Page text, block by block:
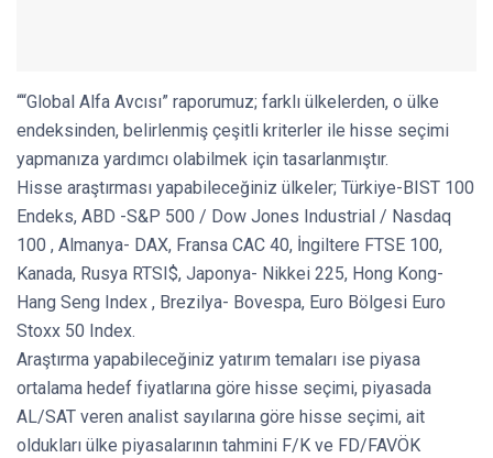
““Global Alfa Avcısı” raporumuz; farklı ülkelerden, o ülke
endeksinden, belirlenmiş çeşitli kriterler ile hisse seçimi
yapmanıza yardımcı olabilmek için tasarlanmıştır.
Hisse araştırması yapabileceğiniz ülkeler; Türkiye-BIST 100
Endeks, ABD -S&P 500 / Dow Jones Industrial / Nasdaq
100 , Almanya- DAX, Fransa CAC 40, İngiltere FTSE 100,
Kanada, Rusya RTSI$, Japonya- Nikkei 225, Hong Kong-
Hang Seng Index , Brezilya- Bovespa, Euro Bölgesi Euro
Stoxx 50 Index.
Araştırma yapabileceğiniz yatırım temaları ise piyasa
ortalama hedef fiyatlarına göre hisse seçimi, piyasada
AL/SAT veren analist sayılarına göre hisse seçimi, ait
oldukları ülke piyasalarının tahmini F/K ve FD/FAVÖK